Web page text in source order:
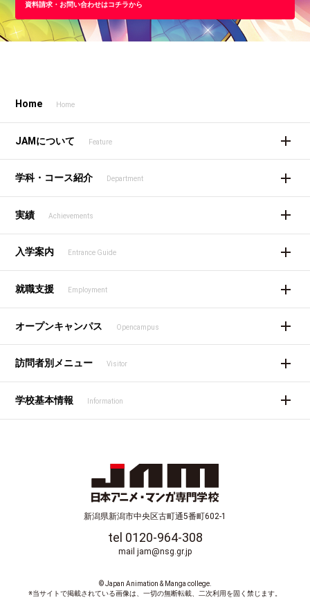
資料請求・お問い合わせはコチラから
Home Home
JAMについて Feature
学科・コース紹介 Department
実績 Achievements
入学案内 Entrance Guide
就職支援 Employment
オープンキャンパス Opencampus
訪問者別メニュー Visitor
学校基本情報 Information
新潟県新潟市中央区古町通5番町602-1
tel 0120-964-308
mail jam@nsg.gr.jp
© Japan Animation & Manga college.
※当サイトで掲載されている画像は、一切の無断転載、二次利用を固く禁じます。